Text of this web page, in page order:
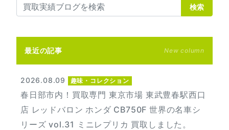
検索
最近の記事 New column
2026.08.09 趣味・コレクション
春日部市内！買取専門 東京市場 東武豊春駅西口
店 レッドバロン ホンダ CB750F 世界の名車シ
リーズ vol.31 ミニレプリカ 買取しました。